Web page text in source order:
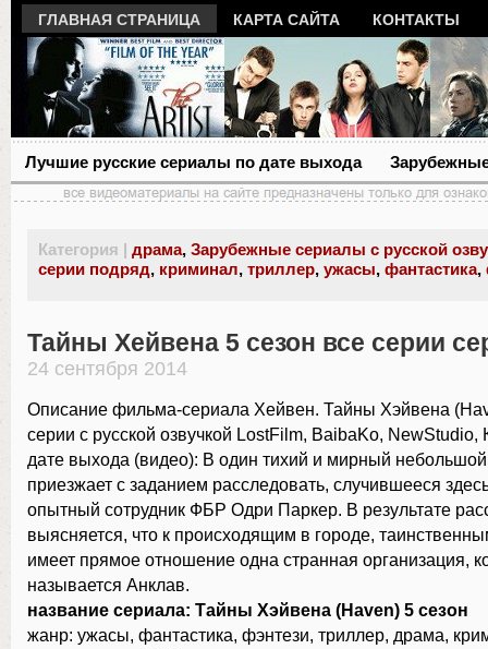
ГЛАВНАЯ СТРАНИЦА КАРТА САЙТА КОНТАКТЫ
Лучшие русские сериалы по дате выхода
Категория | драма, Зарубежные сериалы с русской
серии подряд, криминал, триллер, ужасы, фантастика,
Тайны Хейвена 5 сезон все серии
24 сентября 2014
Описание фильма-сериала Хейвен. Тайны Хэйвена
серии с русской озвучкой LostFilm, BaibaKo, NewStudio,
дате выхода (видео): В один тихий и мирный небольшой
приезжает с заданием расследовать, случившееся
опытный сотрудник ФБР Одри Паркер. В результате
выясняется, что к происходящим в городе,
имеет прямое отношение одна странная организация,
называется Анклав.
название сериала: Тайны Хэйвена (Haven) 5 сезон
жанр: ужасы, фантастика, фэнтези, триллер, драма,